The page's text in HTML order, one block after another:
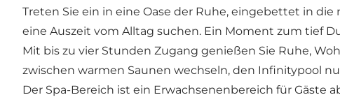
Treten Sie ein in eine Oase der Ruhe, eingebettet in
eine Auszeit vom Alltag suchen. Ein Moment zum tief
Mit bis zu vier Stunden Zugang genießen Sie Ruhe,
zwischen warmen Saunen wechseln, den Infinitypool
Der Spa-Bereich ist ein Erwachsenenbereich für Gäste